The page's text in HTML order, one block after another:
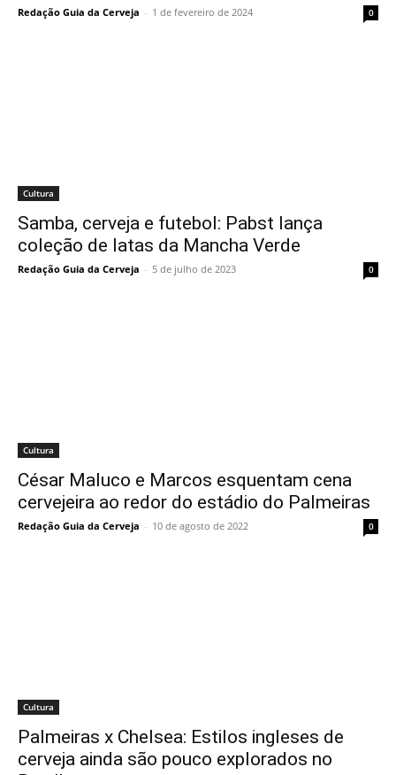
Redação Guia da Cerveja - 1 de fevereiro de 2024 0
Cultura
Samba, cerveja e futebol: Pabst lança
coleção de latas da Mancha Verde
Redação Guia da Cerveja - 5 de julho de 2023 0
Cultura
César Maluco e Marcos esquentam cena
cervejeira ao redor do estádio do Palmeiras
Redação Guia da Cerveja - 10 de agosto de 2022 0
Cultura
Palmeiras x Chelsea: Estilos ingleses de
cerveja ainda são pouco explorados no